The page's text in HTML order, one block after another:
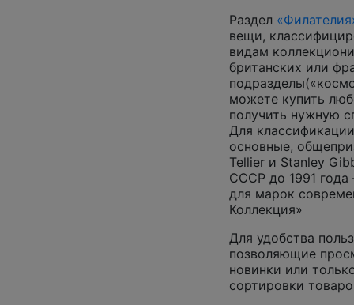
Раздел
вещи,
видам
британских или
можете купить
получить нужную
Для
основные,
Tellier и Stanley
СССР до 1991
для марок
Коллекция»
Для удобства
позволяющие
новинки или
сортировки